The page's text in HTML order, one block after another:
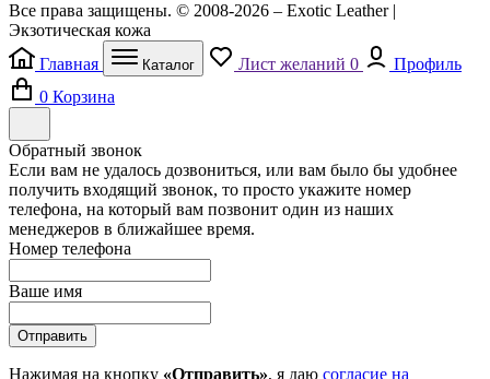
Все права защищены. © 2008-2026 – Exotic Leather |
Экзотическая кожа
Главная
Каталог Лист желаний 0
Профиль
0 Корзина
Обратный звонок
Если вам не удалось дозвониться, или вам было бы удобнее
получить входящий звонок, то просто укажите номер
телефона, на который вам позвонит один из наших
менеджеров в ближайшее время.
Номер телефона
Ваше имя
Отправить
Нажимая на кнопку «Отправить», я даю согласие на